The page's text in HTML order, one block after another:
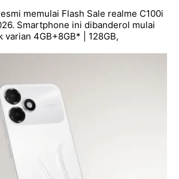
memulai Flash Sale realme C100i
Smartphone ini dibanderol mulai
varian 4GB+8GB* | 128GB,